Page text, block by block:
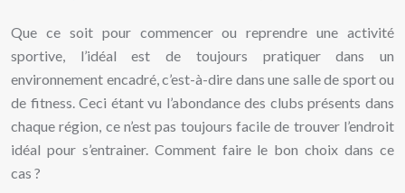
Que ce soit pour commencer ou reprendre une activité
sportive, l’idéal est de toujours pratiquer dans un
environnement encadré, c’est-à-dire dans une salle de sport ou
de fitness. Ceci étant vu l’abondance des clubs présents dans
chaque région, ce n’est pas toujours facile de trouver l’endroit
idéal pour s’entrainer. Comment faire le bon choix dans ce
cas ?